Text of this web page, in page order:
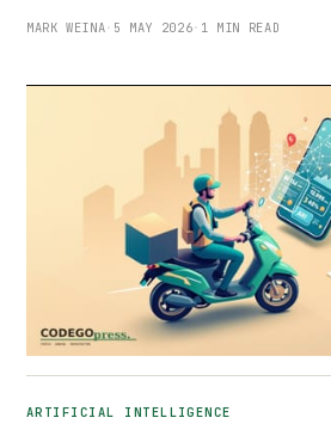
MARK WEINA· 5 MAY 2026· 1 MIN READ
ARTIFICIAL INTELLIGENCE